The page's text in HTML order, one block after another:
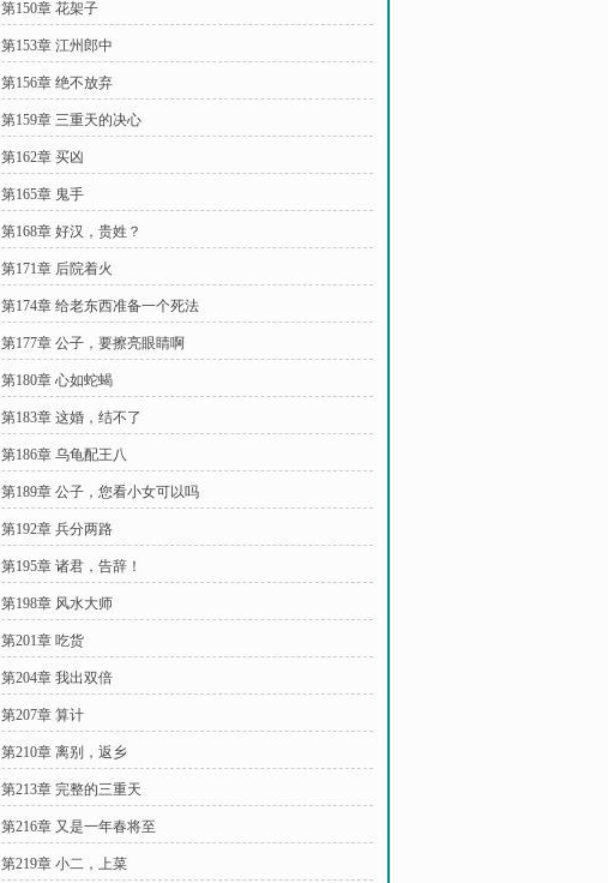
第150章 花架子
第153章 江州郎中
第156章 绝不放弃
第159章 三重天的决心
第162章 买凶
第165章 鬼手
第168章 好汉，贵姓？
第171章 后院着火
第174章 给老东西准备一个死法
第177章 公子，要擦亮眼睛啊
第180章 心如蛇蝎
第183章 这婚，结不了
第186章 乌龟配王八
第189章 公子，您看小女可以吗
第192章 兵分两路
第195章 诸君，告辞！
第198章 风水大师
第201章 吃货
第204章 我出双倍
第207章 算计
第210章 离别，返乡
第213章 完整的三重天
第216章 又是一年春将至
第219章 小二，上菜